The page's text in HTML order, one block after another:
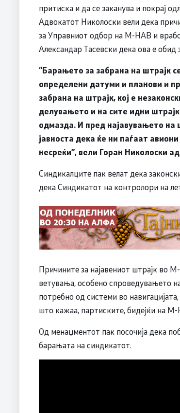
притиска и да се заканува и покрај
Адвокатот Николоски вели дека
за Управниот одбор на М-НАВ и
Александар Тасевски дека ова е обид
“Барањето за забрана на штрајк
определени датуми и планови и
забрана на штрајк, кој е
делувањето и на сите идни
одмазда. И пред најавувањето
јавноста дека ќе ни паѓаат
несреќи”, вели Горан Николоски
Синдикалците пак велат дека
дека Синдикатот на контролори на
Причините за најавениот штрајк во
ветувања, особено спроведувањето
потребно од системи во
што кажаа, партиските, бидејќи на
Од менаџментот пак посочија дека
барањата на синдикатот.